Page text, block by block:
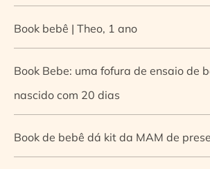
Book bebê | Theo, 1 ano
Book Bebe: uma fofura de ensaio de
nascido com 20 dias
Book de bebê dá kit da MAM de